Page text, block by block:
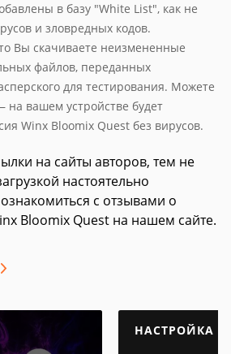
в базу "White List", как не
и зловредных кодов.
Вы скачиваете неизмененные
файлов, переданных
для тестирования. Можете
вашем устройстве будет
Winx Bloomix Quest без вирусов.
на сайты авторов, тем не
настоятельно
с отзывами о
Bloomix Quest на нашем сайте.
НАСТРОЙКА